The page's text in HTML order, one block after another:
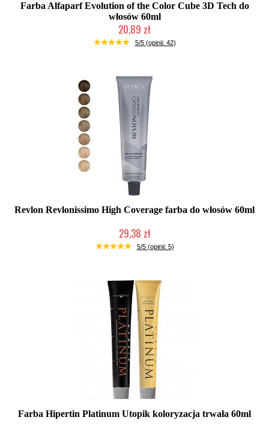
Farba Alfaparf Evolution of the Color Cube 3D Tech do
włosów 60ml
20,89 zł
Duża ilość (wysyłka w 24h)
5/5 (opinii: 42)
Revlon Revlonissimo High Coverage farba do włosów 60ml
29,38 zł
Duża ilość (wysyłka w 24h)
5/5 (opinii: 5)
Farba Hipertin Platinum Utopik koloryzacja trwała 60ml